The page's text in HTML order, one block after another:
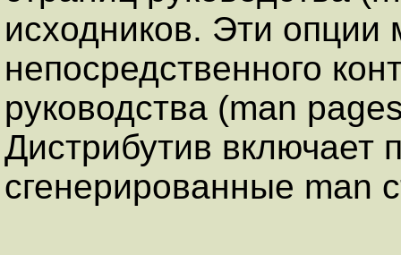
исходников. Эти опции
непосредственного
руководства (man
Дистрибутив включает
сгенерированные man